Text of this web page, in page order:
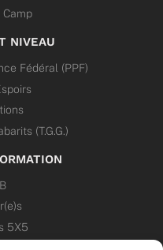
Camp
NIVEAU
Fédéral (PPF)
(T.G.G.)
5X5